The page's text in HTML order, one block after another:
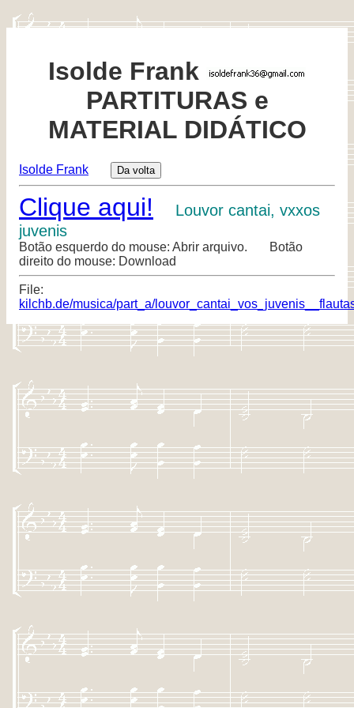
Isolde Frank
PARTITURAS e
MATERIAL DIDÁTICO
Isolde Frank
Clique aqui!
Louvor cantai, vxxos
juvenis
Botão esquerdo do mouse: Abrir arquivo. Botão
direito do mouse: Download
File:
kilchb.de/musica/part_a/